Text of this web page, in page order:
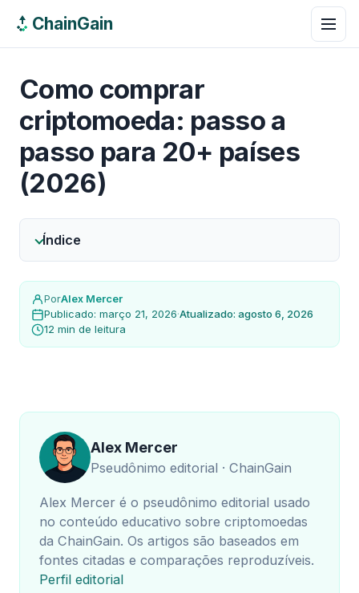
ChainGain
Como comprar
criptomoeda: passo a
passo para 20+ países
(2026)
Índice
PorAlex Mercer
Publicado: março 21, 2026·Atualizado: agosto 6, 2026
12 min de leitura
Alex Mercer
Pseudônimo editorial · ChainGain
Alex Mercer é o pseudônimo editorial usado
no conteúdo educativo sobre criptomoedas
da ChainGain. Os artigos são baseados em
fontes citadas e comparações reproduzíveis.
Perfil editorial